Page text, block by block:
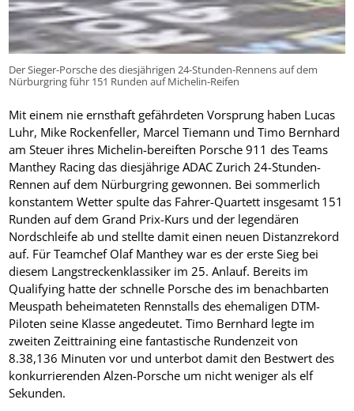
Der Sieger-Porsche des diesjährigen 24-Stunden-Rennens auf dem
Nürburgring führ 151 Runden auf Michelin-Reifen
Mit einem nie ernsthaft gefährdeten Vorsprung haben Lucas
Luhr, Mike Rockenfeller, Marcel Tiemann und Timo Bernhard
am Steuer ihres Michelin-bereiften Porsche 911 des Teams
Manthey Racing das diesjährige ADAC Zurich 24-Stunden-
Rennen auf dem Nürburgring gewonnen. Bei sommerlich
konstantem Wetter spulte das Fahrer-Quartett insgesamt 151
Runden auf dem Grand Prix-Kurs und der legendären
Nordschleife ab und stellte damit einen neuen Distanzrekord
auf. Für Teamchef Olaf Manthey war es der erste Sieg bei
diesem Langstreckenklassiker im 25. Anlauf. Bereits im
Qualifying hatte der schnelle Porsche des im benachbarten
Meuspath beheimateten Rennstalls des ehemaligen DTM-
Piloten seine Klasse angedeutet. Timo Bernhard legte im
zweiten Zeittraining eine fantastische Rundenzeit von
8.38,136 Minuten vor und unterbot damit den Bestwert des
konkurrierenden Alzen-Porsche um nicht weniger als elf
Sekunden.